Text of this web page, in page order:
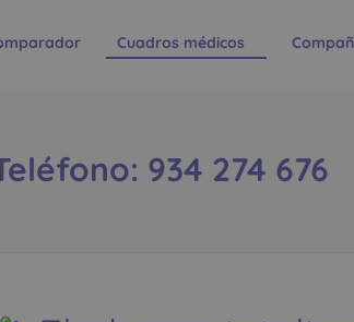
Cuadros médicos
934 274 676